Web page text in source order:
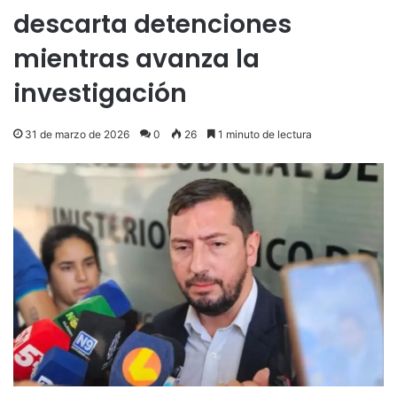
descarta detenciones
mientras avanza la
investigación
31 de marzo de 2026 0 26 1 minuto de lectura